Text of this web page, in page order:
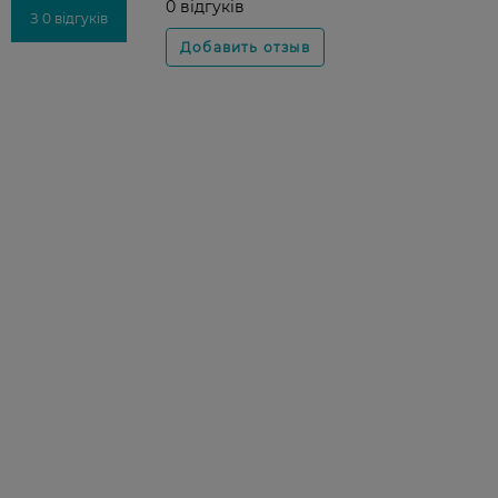
З 0 відгуків
0 відгуків